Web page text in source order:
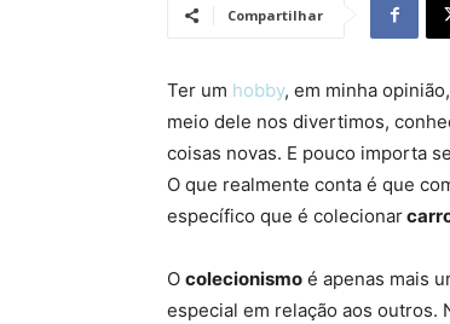
Compartilhar
Ter um hobby, em minha
meio dele nos divertimos,
coisas novas. E pouco importa
O que realmente conta é que
específico que é colecionar
O colecionismo é apenas mais
especial em relação aos outros.